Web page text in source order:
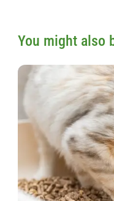
You might also